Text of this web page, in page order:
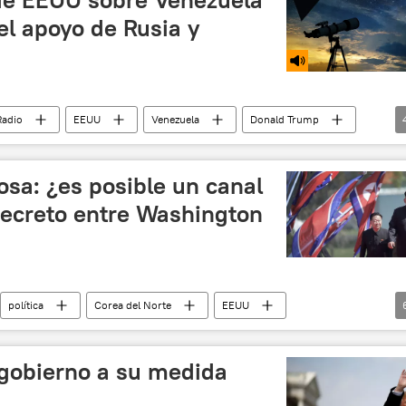
apoyo de Rusia y
EEUU Venezuela
Donald Trump
torturas relaciones internacionales
¿es posible un canal
entre Washington
política Corea del Norte
EEUU
Mike Pompeo
Departamento de Estado (EEUU)
a su medida